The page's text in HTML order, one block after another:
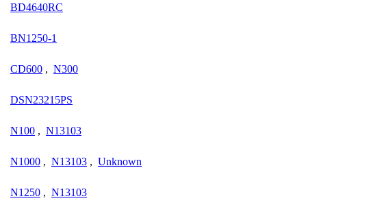
BD4640RC
BN1250-1
CD600 , N300
DSN23215PS
N100 , N13103
N1000 , N13103 , Unknown
N1250 , N13103